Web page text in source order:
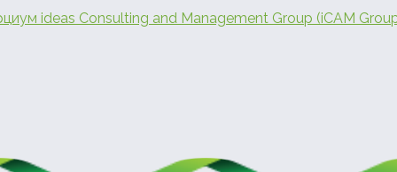
ideas Consulting and Management Group (iCAM